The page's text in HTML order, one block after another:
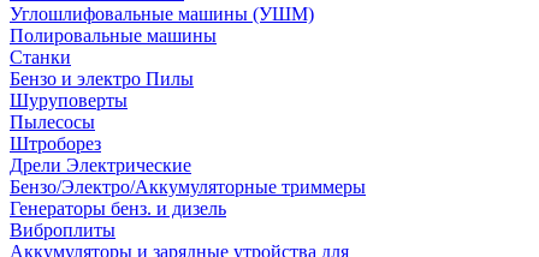
Углошлифовальные машины (УШМ)
Полировальные машины
Станки
Бензо и электро Пилы
Шуруповерты
Пылесосы
Штроборез
Дрели Электрические
Бензо/Электро/Аккумуляторные триммеры
Генераторы бенз. и дизель
Виброплиты
Аккумуляторы и зарядные утройства для